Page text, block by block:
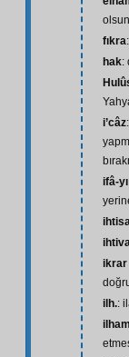
fıkra
hak:
i’câz
ifâ-
ikrar
ilh.: